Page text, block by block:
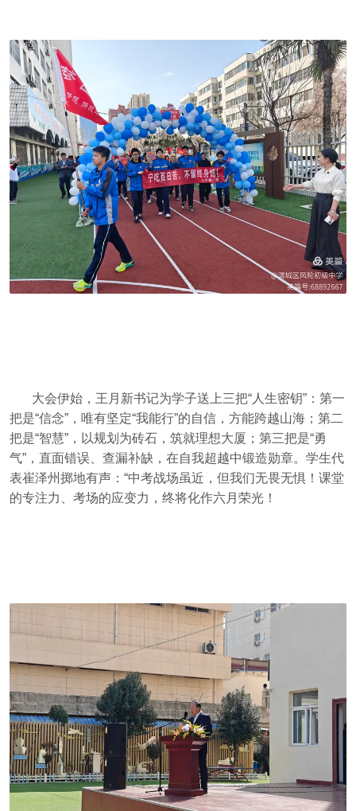
大会伊始，王月新书记为学子送上三把“人生密钥”：第一
把是“信念”，唯有坚定“我能行”的自信，方能跨越山海；第二
把是“智慧”，以规划为砖石，筑就理想大厦；第三把是“勇
气”，直面错误、查漏补缺，在自我超越中锻造勋章。学生代
表崔泽州掷地有声：“中考战场虽近，但我们无畏无惧！课堂
的专注力、考场的应变力，终将化作六月荣光！